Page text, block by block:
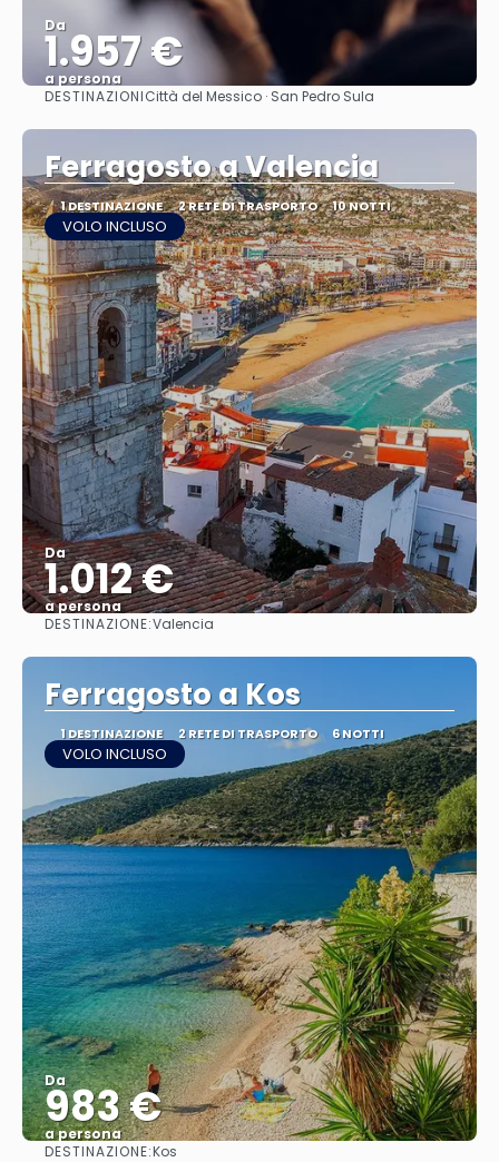
Da
1.957 €
a persona
Vedere
DESTINAZIONICittà del Messico · San Pedro Sula
Ferragosto a Valencia
1 DESTINAZIONE 2 RETE DI TRASPORTO 10 NOTTI
VOLO INCLUSO
Da
1.012 €
a persona
DESTINAZIONE:Valencia
Ferragosto a Kos
1 DESTINAZIONE 2 RETE DI TRASPORTO 6 NOTTI
VOLO INCLUSO
Da
983 €
a persona
DESTINAZIONE:Kos